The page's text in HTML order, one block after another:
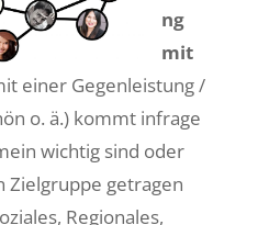
ng
mit
einer Gegenleistung /
o. ä.) kommt infrage
wichtig sind oder
getragen
Regionales,